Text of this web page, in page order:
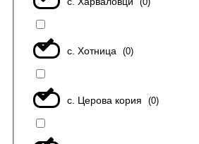
с. Хотница (0)
с. Церова кория (0)